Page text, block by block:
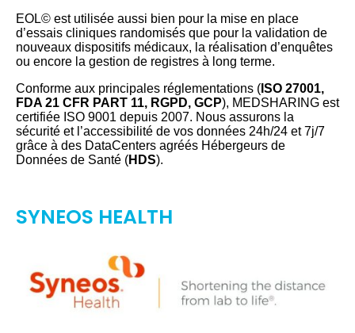
EOL© est utilisée aussi bien pour la mise en place
d’essais cliniques randomisés que pour la validation de
nouveaux dispositifs médicaux, la réalisation d’enquêtes
ou encore la gestion de registres à long terme.
Conforme aux principales réglementations ( ISO 27001,
FDA 21 CFR PART 11, RGPD, GCP), MEDSHARING est
certifiée ISO 9001 depuis 2007. Nous assurons la
sécurité et l’accessibilité de vos données 24h/24 et 7j/7
grâce à des DataCenters agréés Hébergeurs de
Données de Santé (HDS).
SYNEOS HEALTH